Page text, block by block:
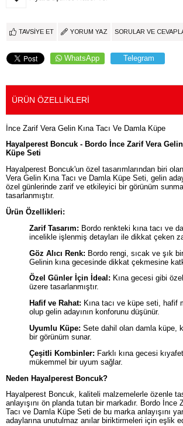
TAVSIYE ET YORUM YAZ SORULAR VE
WhatsApp Telegram
ÜRÜN ÖZELLIKLERI
İnce Zarif Vera Gelin Kına Tacı Ve Damla Küpe
Hayalperest Boncuk - Bordo İnce Zarif Vera Gelin
Küpe Seti
Hayalperest Boncuk'un özel tasarımlarından biri
Vera Gelin Kına Tacı ve Damla Küpe Seti, gelin
özel günlerinde zarif ve etkileyici bir görünüm
tasarlanmıştır.
Ürün Özellikleri:
Zarif Tasarım: Bordo renkteki kına tacı ve
incelikle işlenmiş detayları ile dikkat çeken
Göz Alıcı Renk: Bordo rengi, sıcak ve şık
Gelinin kına gecesinde dikkat çekmesine
Özel Günler İçin İdeal: Kına gecesi gibi
üzere tasarlanmıştır.
Hafif ve Rahat: Kına tacı ve küpe seti, hafif
olup gelin adayının konforunu düşünür.
Uyumlu Küpe: Sete dahil olan damla küpe,
bir görünüm sunar.
Çeşitli Kombinler: Farklı kına gecesi
mükemmel bir uyum sağlar.
Neden Hayalperest Boncuk?
Hayalperest Boncuk, kaliteli malzemelerle özenle
anlayışını ön planda tutan bir markadır. Bordo İnce
Tacı ve Damla Küpe Seti de bu marka anlayışını
adaylarına unutulmaz anılar biriktirmeleri için eşlik